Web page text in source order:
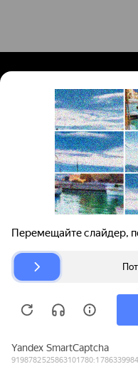
Поиск запчастей
Для автокомпаний
Авторазборки
© bibinet.ru -
Copyright 2010-